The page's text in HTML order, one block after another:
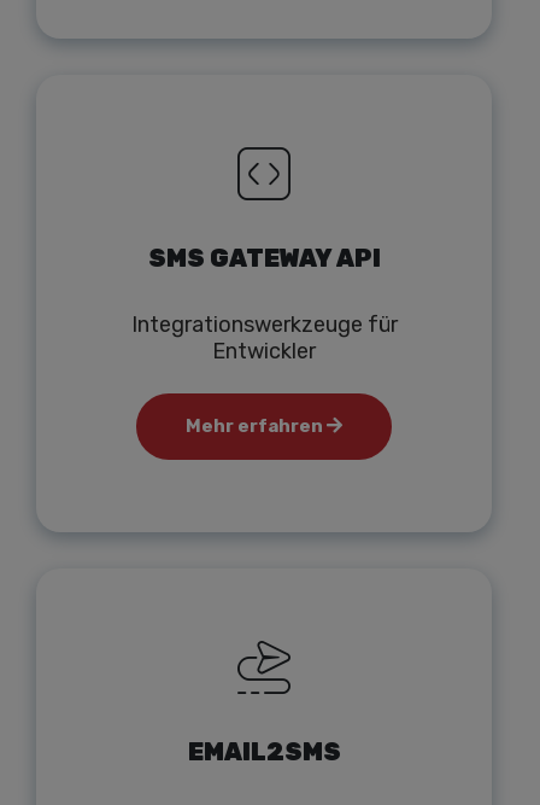
SMS GATEWAY API
Integrationswerkzeuge für
Entwickler
Mehr erfahren
EMAIL2SMS